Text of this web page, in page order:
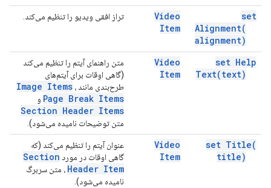
set
Alignment(
alignment)
Video
Item
تراز افقی ویدیو را تنظیم می‌کند.
set Help
Text(text)
Video
Item
متن راهنمای آیتم را تنظیم می‌کند
(گاهی اوقات برای آیتم‌های
طرح‌بندی مانند
Image Items ،
Page Break Items و
Section Header Items
متن توضیحات نامیده می‌شود).
set Title(
title)
Video
Item
عنوان آیتم را تنظیم می‌کند (که
گاهی اوقات در مورد Section
Header Item ، متن سربرگ
نامیده می‌شود).